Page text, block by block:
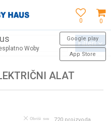
0
0
Woby
Google play
App Store
SVAKU KUPOVINU!
ALAT
Filteri
Obriši sve